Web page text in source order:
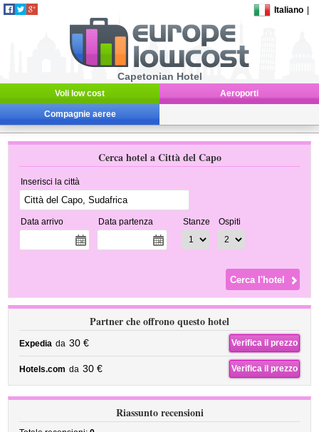
Italiano
Capetonian Hotel
Voli low cost Aeroporti
Compagnie aeree
Cerca hotel a Città del Capo
Inserisci la città
Data arrivo Data partenza Stanze Ospiti
Partner che offrono questo hotel
Expedia da 30 € Verifica il prezzo
Hotels.com da 30 € Verifica il prezzo
Riassunto recensioni